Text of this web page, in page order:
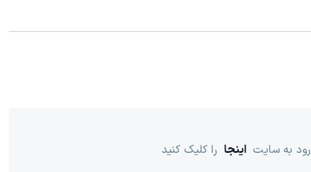
به سایت اینجا را کلیک کنید